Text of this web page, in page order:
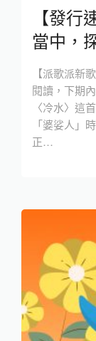
【發
當中，
【派歌派新
閱讀，下期
〈冷水〉這
「婆娑人」
正…